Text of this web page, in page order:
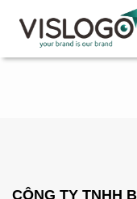
CÔNG TY TNHH